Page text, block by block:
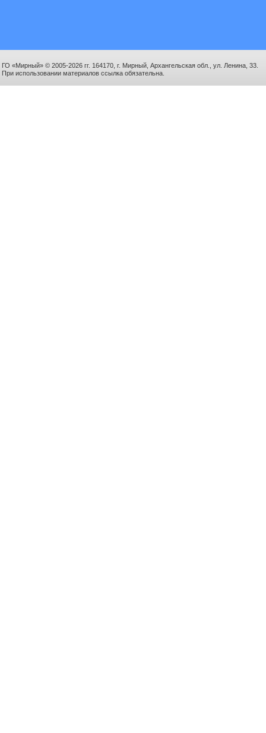
ГО «Мирный» © 2005-2026 гг. 164170, г. Мирный, Архангельская обл., ул. Ленина, 33.
При использовании материалов ссылка обязательна.